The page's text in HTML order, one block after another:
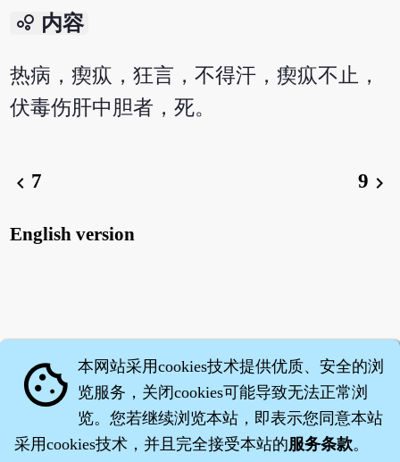
bubble_chart 内容
热病，瘈疭，狂言，不得汗，瘈疭不止，
伏毒伤肝中胆者，死。
chevron_left 7 9 chevron_right
English version
cookie 本网站采用cookies技术提供优质、安全的浏
览服务，关闭cookies可能导致无法正常浏
览。您若继续浏览本站，即表示您同意本站
采用cookies技术，并且完全接受本站的服务条款。